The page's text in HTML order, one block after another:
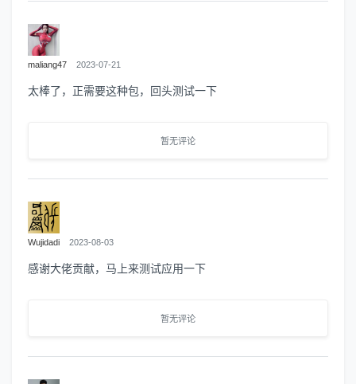
maliang47 2023-07-21
太棒了，正需要这种包，回头测试一下
暂无评论
Wujidadi 2023-08-03
感谢大佬贡献，马上来测试应用一下
暂无评论